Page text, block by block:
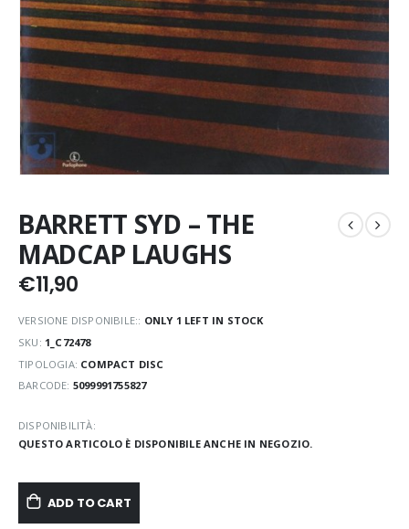
BARRETT SYD – THE
MADCAP LAUGHS
€11,90
VERSIONE DISPONIBILE:: ONLY 1 LEFT IN STOCK
SKU: 1_C72478
TIPOLOGIA: COMPACT DISC
BARCODE: 5099991755827
DISPONIBILITÀ:
QUESTO ARTICOLO È DISPONIBILE ANCHE IN NEGOZIO.
ADD TO CART